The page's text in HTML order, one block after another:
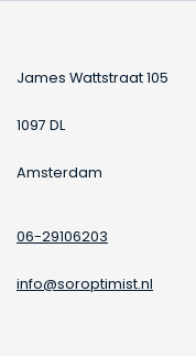
James Wattstraat 105
1097 DL
Amsterdam
06-29106203
info@soroptimist.nl